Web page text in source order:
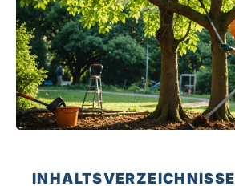
INHALTSVERZEICHNISSE